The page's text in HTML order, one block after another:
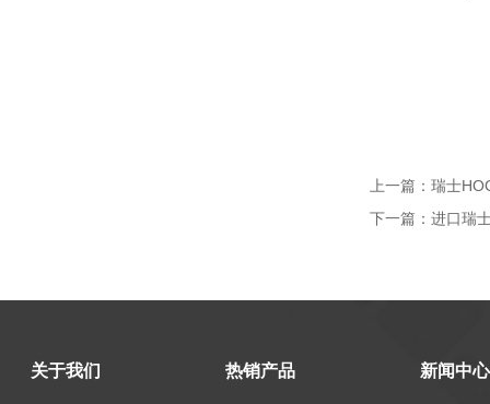
上一篇： 瑞士
下一篇： 进口瑞
关于我们 热销产品 新闻中心